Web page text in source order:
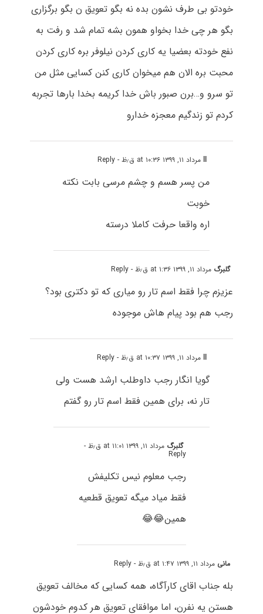
خودتو بی طرف نشون بده نه بگو تعویق ن بگو برگزاری
بگو هر چی خدا بخواو همون بشه تمام شد و رفت به
نفع خودته بعضیا یه کاری کردن نیلوفر بره کاری کردن
محبت بره الان هم میخوان کاری کنن کسایی مثل من
تو سرو و…برن صبور باش خدا کریمه بخدا بارها تجربه
کردم تو زندگیم معجزه خدارو
llمرداد ۱۱, ۱۳۹۹ at ۱۰:۳۶ ق٫ظ - Reply
من پسر هسم و چشم مرسی بابت نکته
خوبت
اره واقعا حرفت کاملا درسته
گلبرگ مرداد ۱۱, ۱۳۹۹ at ۱:۳۶ ق٫ظ - Reply
عزیزم چرا فقط اسم تار رو میاری که تو دکتری بود؟
رجب هم بود پیام هاش موجوده
llمرداد ۱۱, ۱۳۹۹ at ۱۰:۳۷ ق٫ظ - Reply
گویا انگار رجب داوطلب ارشد هست ولی
تار نه، برای همین فقط اسم تار‌ رو گفتم
گلبرگ مرداد ۱۱, ۱۳۹۹ at ۱۱:۰۱ ق٫ظ -
Reply
رجب معلوم نیس تکلیفش
فقط میاد میگه تعویق قطعیه
همین😂😂
مانی مرداد ۱۱, ۱۳۹۹ at ۱:۴۷ ق٫ظ - Reply
بله جناب اقای کارآگاه، همه کسایی که مخالف تعویق
هستن یه نفرن، اما موافقای تعویق هر کدوم خودشون